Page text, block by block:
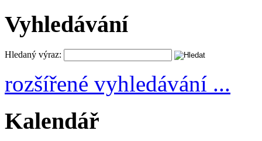
Vyhledávání
Hledaný výraz:
rozšířené vyhledávání ...
Kalendář